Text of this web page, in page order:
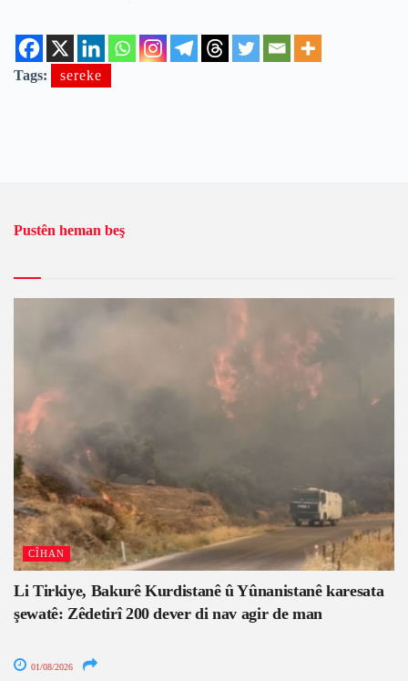
Tags: sereke
Pustên heman beş
CÎHAN
Li Tirkiye, Bakurê Kurdistanê û Yûnanistanê karesata
şewatê: Zêdetirî 200 dever di nav agir de man
01/08/2026